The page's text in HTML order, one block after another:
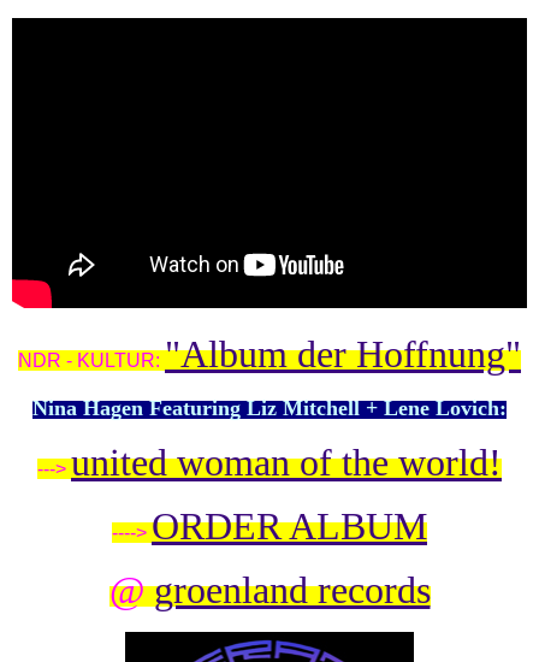
NDR - KULTUR: "Album der Hoffnung"
Nina Hagen Featuring Liz Mitchell + Lene Lovich:
---> united woman of the world!
----> ORDER ALBUM
@groenland records